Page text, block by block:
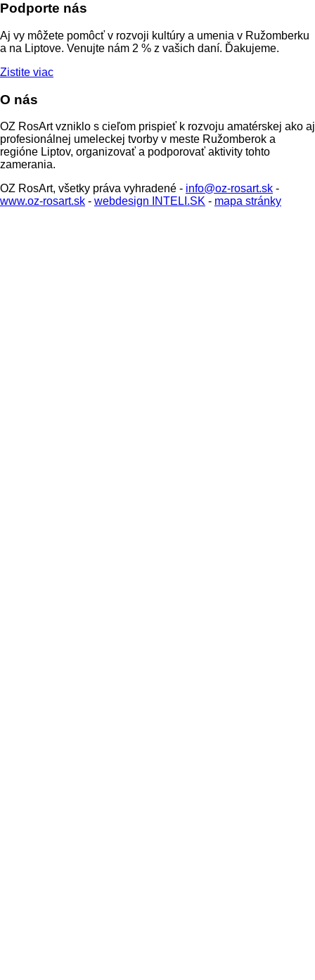
Podporte nás
Aj vy môžete pomôcť v rozvoji kultúry a umenia v Ružomberku
a na Liptove. Venujte nám 2 % z vašich daní. Ďakujeme.
Zistite viac
O nás
OZ RosArt vzniklo s cieľom prispieť k rozvoju amatérskej ako aj
profesionálnej umeleckej tvorby v meste Ružomberok a
regióne Liptov, organizovať a podporovať aktivity tohto
zamerania.
OZ RosArt, všetky práva vyhradené - info@oz-rosart.sk -
www.oz-rosart.sk - webdesign INTELI.SK - mapa stránky